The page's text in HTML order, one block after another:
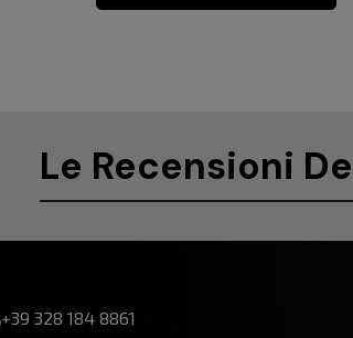
Le Recensioni
+39 328 184 8861